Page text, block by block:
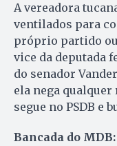
A vereadora
ventilados para
próprio partido ou
vice da deputada
do senador
ela nega
segue no PSDB e
Bancada do